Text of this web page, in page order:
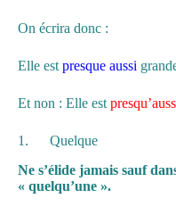
On écrira donc :
Elle est presque aussi
Et non : Elle est
1. Quelque
Ne s’élide jamais sauf
« quelqu’une ».